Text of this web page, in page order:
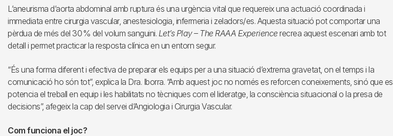
L’aneurisma d’aorta abdominal amb ruptura és una urgència vital que requereix una actuació coordinada i
immediata entre cirurgia vascular, anestesiologia, infermeria i zeladors/es. Aquesta situació pot comportar una
pèrdua de més del 30 % del volum sanguini. Let’s Play – The RAAA Experience recrea aquest escenari amb tot
detall i permet practicar la resposta clínica en un entorn segur.
“És una forma diferent i efectiva de preparar els equips per a una situació d’extrema gravetat, on el temps i la
comunicació ho són tot”, explica la Dra. Iborra. “Amb aquest joc no només es reforcen coneixements, sinó que es
potencia el treball en equip i les habilitats no tècniques com el lideratge, la consciència situacional o la presa de
decisions”, afegeix la cap del servei d’Angiologia i Cirurgia Vascular.
Com funciona el joc?